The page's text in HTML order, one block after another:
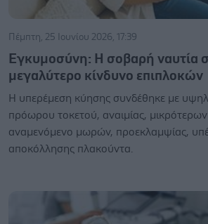
Πέμπτη, 25 Ιουνίου 2026, 17:39
Εγκυμοσύνη: Η σοβαρή ναυτία
μεγαλύτερο κίνδυνο επιπλοκών
Η υπερέμεση κύησης συνδέθηκε με
πρόωρου τοκετού, αναιμίας,
αναμενόμενο μωρών, προεκλαμψίας,
αποκόλλησης πλακούντα.